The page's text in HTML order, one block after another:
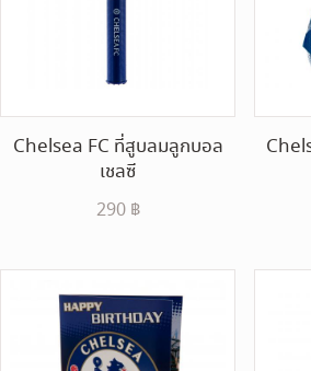
Chelsea FC ที่สูบลมลูกบอล
เชลซี
290 ฿